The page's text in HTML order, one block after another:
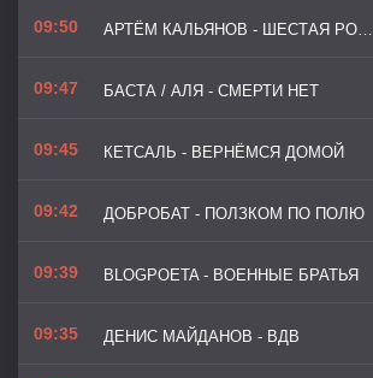
09:50 АРТЁМ КАЛЬЯНОВ - ШЕСТАЯ РОТА
09:47 БАСТА / АЛЯ - СМЕРТИ НЕТ
09:45 КЕТСАЛЬ - ВЕРНЁМСЯ ДОМОЙ
09:42 ДОБРОБАТ - ПОЛЗКОМ ПО ПОЛЮ
09:39 BLOGPOETA - ВОЕННЫЕ БРАТЬЯ
09:35 ДЕНИС МАЙДАНОВ - ВДВ